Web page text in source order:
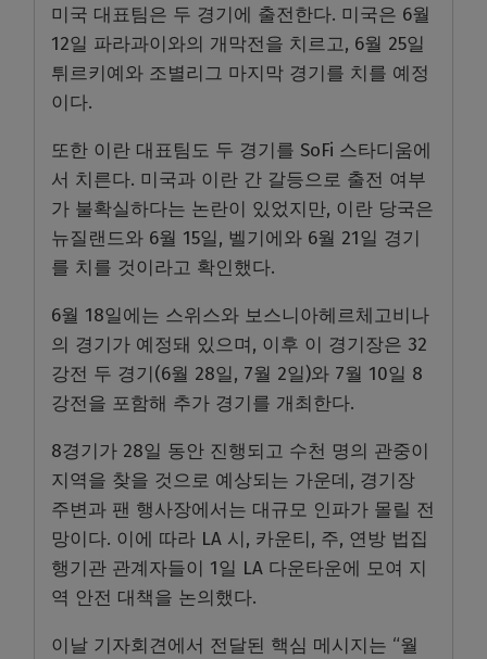
미국 대표팀은 두 경기에 출전한다. 미국은 6월
12일 파라과이와의 개막전을 치르고, 6월 25일
튀르키예와 조별리그 마지막 경기를 치를 예정
이다.
또한 이란 대표팀도 두 경기를 SoFi 스타디움에
서 치른다. 미국과 이란 간 갈등으로 출전 여부
가 불확실하다는 논란이 있었지만, 이란 당국은
뉴질랜드와 6월 15일, 벨기에와 6월 21일 경기
를 치를 것이라고 확인했다.
6월 18일에는 스위스와 보스니아헤르체고비나
의 경기가 예정돼 있으며, 이후 이 경기장은 32
강전 두 경기(6월 28일, 7월 2일)와 7월 10일 8
강전을 포함해 추가 경기를 개최한다.
8경기가 28일 동안 진행되고 수천 명의 관중이
지역을 찾을 것으로 예상되는 가운데, 경기장
주변과 팬 행사장에서는 대규모 인파가 몰릴 전
망이다. 이에 따라 LA 시, 카운티, 주, 연방 법집
행기관 관계자들이 1일 LA 다운타운에 모여 지
역 안전 대책을 논의했다.
이날 기자회견에서 전달된 핵심 메시지는 “월